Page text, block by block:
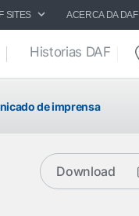
SITES ACERCA DA DAF
Historias DAF
de imprensa
Download